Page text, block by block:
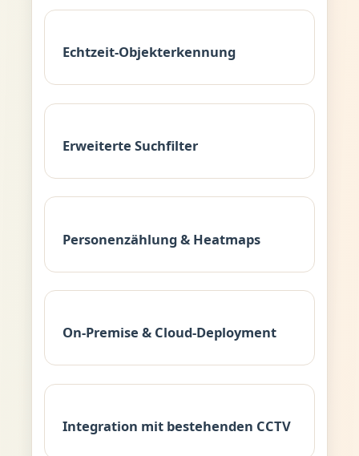
Echtzeit-Objekterkennung
Erweiterte Suchfilter
Personenzählung & Heatmaps
On-Premise & Cloud-Deployment
Integration mit bestehenden CCTV